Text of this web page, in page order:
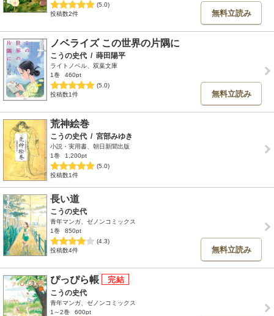
(5.0)
投稿数2件
無料立読み
ノベライズ この世界の片隅に
こうの史代 / 蒔田陽平
ライトノベル、双葉文庫
1巻
460pt
(5.0)
投稿数1件
無料立読み
荒神絵巻
こうの史代 / 宮部みゆき
小説・実用書、朝日新聞出版
1巻
1,200pt
(5.0)
投稿数1件
長い道
こうの史代
青年マンガ、ゼノンコミックス
1巻
850pt
(4.3)
投稿数4件
無料立読み
ぴっぴら帳
こうの史代
青年マンガ、ゼノンコミックス
1～2巻
600pt